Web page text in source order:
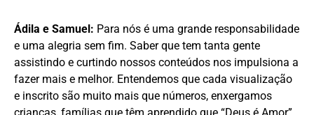
Ádila e Samuel: Para nós é uma grande responsabilidade
e uma alegria sem fim. Saber que tem tanta gente
assistindo e curtindo nossos conteúdos nos impulsiona a
fazer mais e melhor. Entendemos que cada visualização
e inscrito são muito mais que números, enxergamos
crianças, famílias que têm aprendido que “Deus é Amor”